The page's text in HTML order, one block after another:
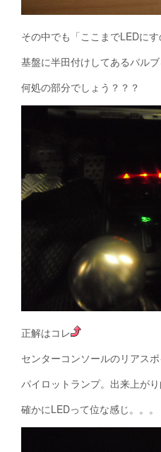
その中でも「ここまでLEDにす
基盤に半田付けしてあるバルブ
何処の部分でしょう？？？
正解はコレ
センターコンソールのリアス
パイロットランプ。出来上が
確かにLEDって位な感じ。。。